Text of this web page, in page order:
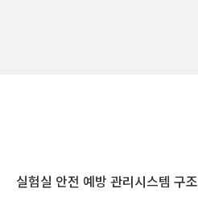
실험실 안전 예방 관리시스템 구조